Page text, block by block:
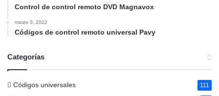
Control de control remoto DVD Magnavox
marzo 3, 2022
Códigos de control remoto universal Pavy
Categorías
Códigos universales 111